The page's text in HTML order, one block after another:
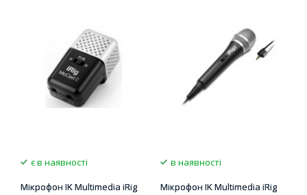
є в наявності
Мікрофон IK Multimedia iRig
в наявності
Мікрофон IK Multimedia iRig